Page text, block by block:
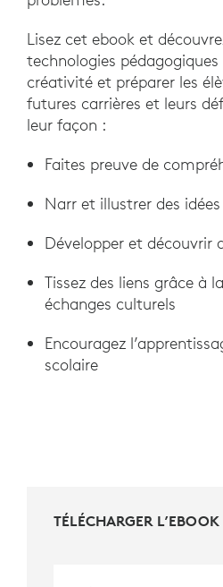
Lisez cet ebook et
technologies
créativité et préparer les
futures carrières et leurs
leur façon :
Faites preuve de
Narr et illustrer des
Développer et découvrir
Tissez des liens grâce à
échanges culturels
Encouragez
scolaire
TÉLÉCHARGER L’EBOOK